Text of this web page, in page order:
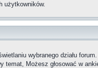
użytkowników.
wybranego działu
temat, Możesz głosować w